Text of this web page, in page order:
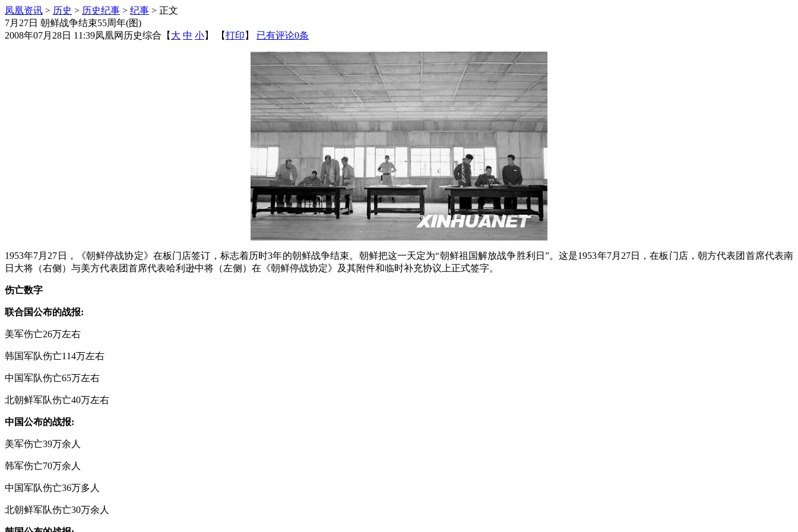
凤凰资讯 > 历史 > 历史纪事 > 纪事 > 正文
7月27日 朝鲜战争结束55周年(图)
2008年07月28日 11:39凤凰网历史综合 【 大 中 小】 【打印 】 已有评论0条
1953年7月27日，《朝鲜停战协定》在板门店签订，标志着历时3年的朝鲜战争结束。朝鲜把这一天定为“朝鲜祖国解放战争胜利日”。这是1953年7月27日，在板门店，朝方代表团首席代表南
日大将（右侧）与美方代表团首席代表哈利逊中将（左侧）在《朝鲜停战协定》及其附件和临时补充协议上正式签字。
伤亡数字
联合国公布的战报:
美军伤亡26万左右
韩国军队伤亡114万左右
中国军队伤亡65万左右
北朝鲜军队伤亡40万左右
中国公布的战报:
美军伤亡39万余人
韩军伤亡70万余人
中国军队伤亡36万多人
北朝鲜军队伤亡30万余人